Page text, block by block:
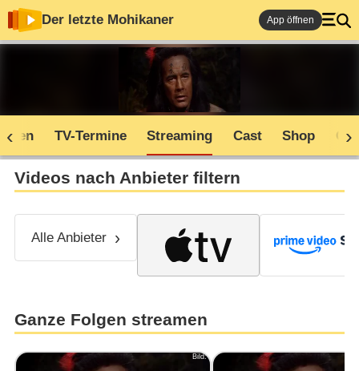
Der letzte Mohikaner App öffnen
TV-Termine Streaming Cast Shop
Videos nach Anbieter filtern
Alle Anbieter
Ganze Folgen streamen
Bild: